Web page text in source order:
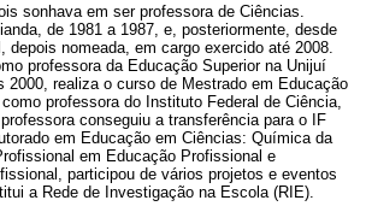
sonhava em ser professora de Ciências.
de 1981 a 1987, e, posteriormente, desde
nomeada, em cargo exercido até 2008.
professora da Educação Superior na Unijuí
realiza o curso de Mestrado em Educação
professora do Instituto Federal de Ciência,
conseguiu a transferência para o IF
em Educação em Ciências: Química da
em Educação Profissional e
participou de vários projetos e eventos
a Rede de Investigação na Escola (RIE).